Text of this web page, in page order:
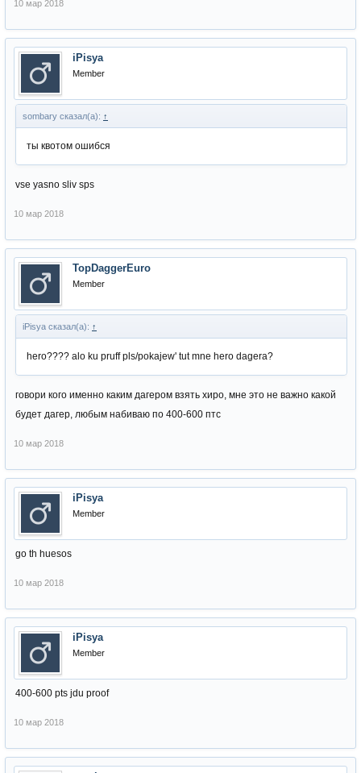
10 мар 2018
iPisya
Member
sombary сказал(а): ↑
ты квотом ошибся
vse yasno sliv sps
10 мар 2018
TopDaggerEuro
Member
iPisya сказал(а): ↑
hero???? alo ku pruff pls/pokajew' tut mne hero dagera?
говори кого именно каким дагером взять хиро, мне это не важно какой
будет дагер, любым набиваю по 400-600 птс
10 мар 2018
iPisya
Member
go th huesos
10 мар 2018
iPisya
Member
400-600 pts jdu proof
10 мар 2018